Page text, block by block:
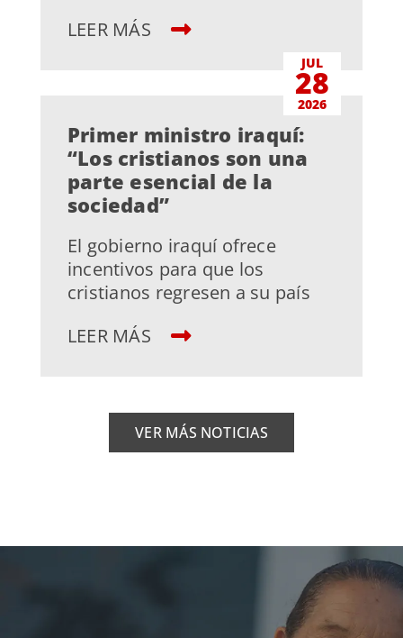
LEER MÁS
JUL
28
2026
Primer ministro iraquí:
“Los cristianos son una
parte esencial de la
sociedad”
El gobierno iraquí ofrece
incentivos para que los
cristianos regresen a su país
LEER MÁS
VER MÁS NOTICIAS